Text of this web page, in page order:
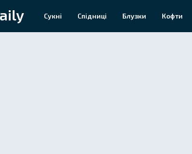
Сукні Спідниці Блузки Кофти